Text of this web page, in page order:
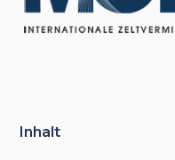
Inhalt